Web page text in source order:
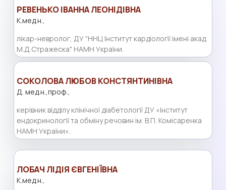
РЕВЕНЬКО ­ІВАННА ЛЕОНІДІВНА
К.мед.н.,
лікар-невролог, ДУ "ННЦ Інститут кардіології імені акад.
М.Д.Стражеска" НАМН України.
СОКОЛОВА ЛЮБОВ КОНСТЯНТИНІВНА
Д. мед.н.,проф.,
керівник відділу клінічної діабетології ДУ «Інститут
ендокринології та обміну речовин ім. В.П. Комісаренка
НАМН України».
ЛОБАЧ ЛІДІЯ ЄВГЕНІЇВНА
К.мед.н.,